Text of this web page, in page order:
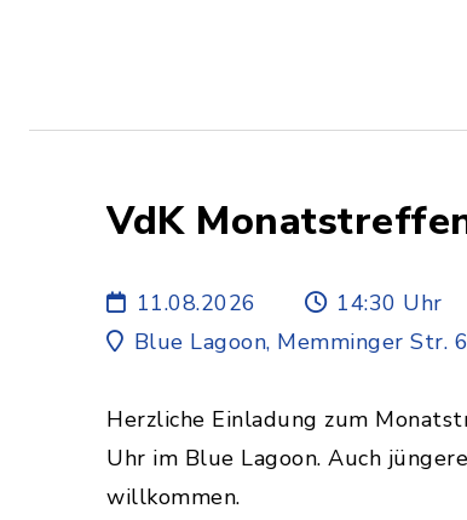
VdK
11.08.2026
14:30 Uhr
Blue Lagoon, Memminger Str.
Herzliche Einladung zum
Uhr im Blue Lagoon. Auch
willkommen.